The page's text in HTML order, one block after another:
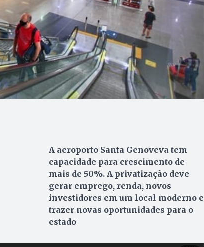
A aeroporto Santa Genoveva tem
capacidade para crescimento de
mais de 50%. A privatização deve
gerar emprego, renda, novos
investidores em um local moderno e
trazer novas oportunidades para o
estado